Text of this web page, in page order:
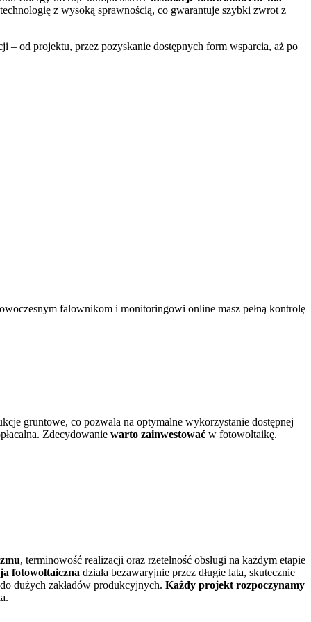
z wysoką sprawnością, co gwarantuje szybki zwrot z
– od projektu, przez pozyskanie dostępnych form wsparcia, aż po
falownikom i monitoringowi online masz pełną kontrolę
gruntowe, co pozwala na optymalne wykorzystanie dostępnej
Zdecydowanie warto zainwestować w fotowoltaikę.
, terminowość realizacji oraz rzetelność obsługi na każdym etapie
fotowoltaiczna działa bezawaryjnie przez długie lata, skutecznie
dużych zakładów produkcyjnych. Każdy projekt rozpoczynamy